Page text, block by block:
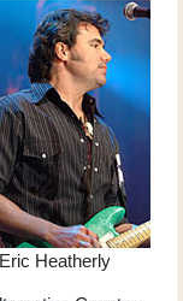
Eric Heatherly